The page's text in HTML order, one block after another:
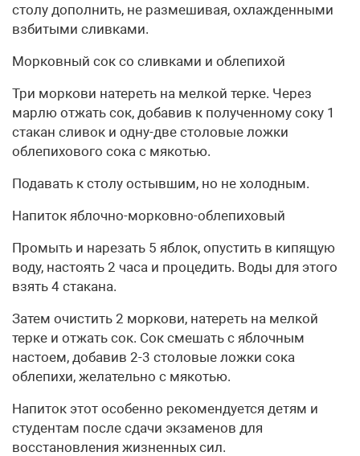
столу дополнить, не размешивая, охлажденными
взбитыми сливками.
Морковный сок со сливками и облепихой
Три моркови натереть на мелкой терке. Через
марлю отжать сок, добавив к полученному соку 1
стакан сливок и одну-две столовые ложки
облепихового сока с мякотью.
Подавать к столу остывшим, но не холодным.
Напиток яблочно-морковно-облепиховый
Промыть и нарезать 5 яблок, опустить в кипящую
воду, настоять 2 часа и процедить. Воды для этого
взять 4 стакана.
Затем очистить 2 моркови, натереть на мелкой
терке и отжать сок. Сок смешать с яблочным
настоем, добавив 2-3 столовые ложки сока
облепихи, желательно с мякотью.
Напиток этот особенно рекомендуется детям и
студентам после сдачи экзаменов для
восстановления жизненных сил.